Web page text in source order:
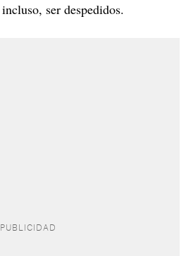
ser despedidos.